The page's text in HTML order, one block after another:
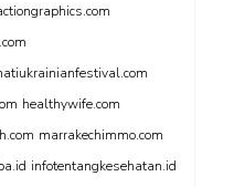
healthywife.com
marrakechimmo.com
infotentangkesehatan.id